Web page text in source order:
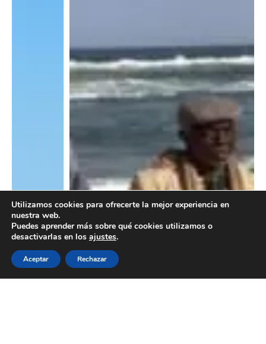
Utilizamos cookies para ofrecerte la mejor experiencia en
nuestra web.
Puedes aprender más sobre qué cookies utilizamos o
desactivarlas en los ajustes.
Aceptar Rechazar